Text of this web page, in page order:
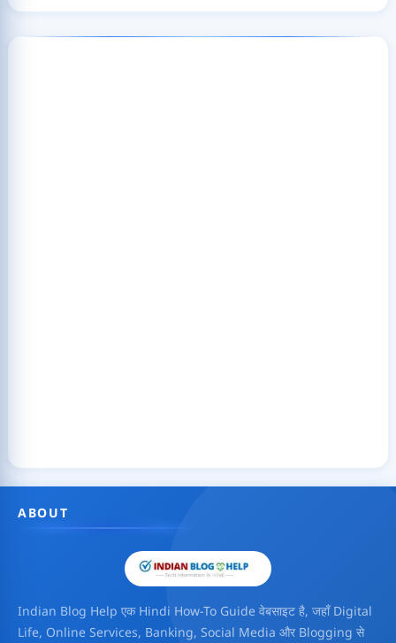
ABOUT
Indian Blog Help एक Hindi How-To Guide वेबसाइट है, जहाँ Digital
Life, Online Services, Banking, Social Media और Blogging से